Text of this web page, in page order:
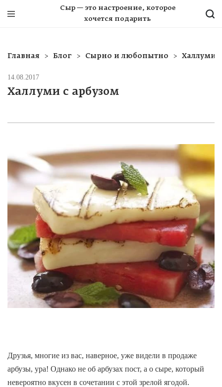
Сыр — это настроение, которое
хочется подарить
Главная Блог Сырно и любопытно Халлуми
14.08.2017
Халлуми с арбузом
Друзья, многие из вас, наверное, уже видели в продаже
арбузы, ура! Однако не об арбузах пост, а о сыре, который
невероятно вкусен в сочетании с этой зрелой ягодой.